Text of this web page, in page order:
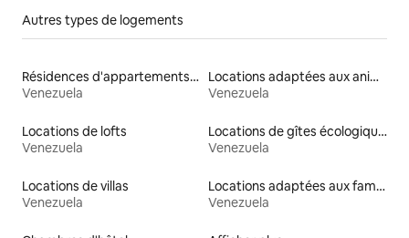
Autres types de logements
Résidences d'appartements en location
Venezuela
Locations adaptées aux animaux
Venezuela
Locations de lofts
Venezuela
Locations de gîtes écologiques
Venezuela
Locations de villas
Venezuela
Locations adaptées aux familles
Venezuela